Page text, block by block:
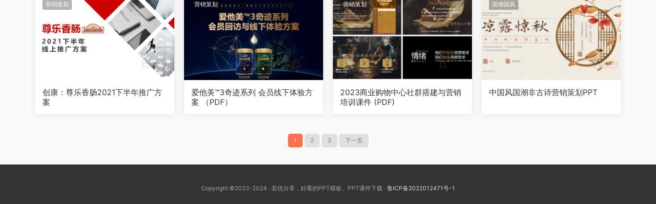
营销策划
创康：尊乐香肠2021下半年推广方
案
营销策划
爱他美™3奇迹系列 会员线下体验方
案 （PDF）
营销策划
2023商业购物中心社群搭建与营销
培训课件 (PDF)
国潮国风
中国风国潮非古诗营销策划PPT
1 2 3 下一页
Copyright ©2023-2024 · 若优分享，好看的PPT模板、PPT课件下载 · 鲁ICP备2022012471号-1